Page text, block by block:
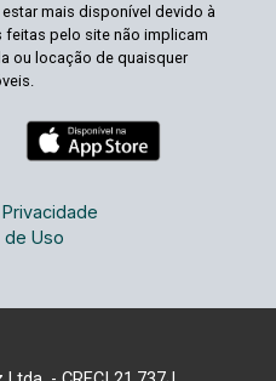
mais disponível devido à
pelo site não implicam
ou locação de quaisquer
de Uso